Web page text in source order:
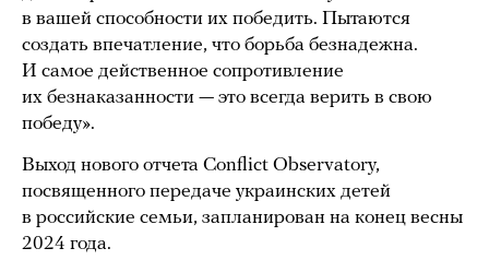
в вашей способности их победить. Пытаются
создать впечатление, что борьба безнадежна.
И самое действенное сопротивление
их безнаказанности — это всегда верить в свою
победу».
Выход нового отчета Conflict Observatory,
посвященного передаче украинских детей
в российские семьи, запланирован на конец весны
2024 года.